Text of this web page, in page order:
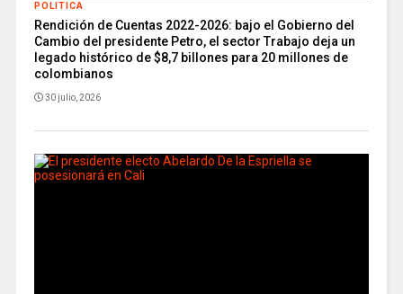
POLITICA
Rendición de Cuentas 2022-2026: bajo el Gobierno del
Cambio del presidente Petro, el sector Trabajo deja un
legado histórico de $8,7 billones para 20 millones de
colombianos
30 julio, 2026